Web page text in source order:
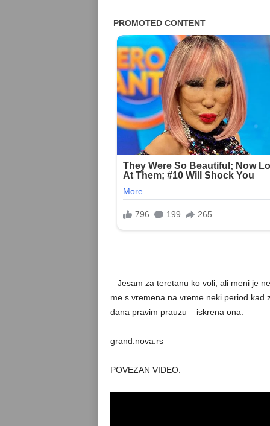
– Jesam za teretanu ko voli, ali meni je
me s vremena na vreme neki period kad
dana pravim prauzu – iskrena ona.
grand.nova.rs
POVEZAN VIDEO: